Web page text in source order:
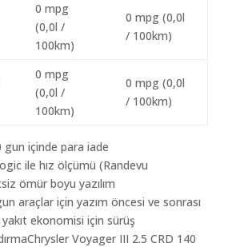
0 mpg
(0,0l /
100km)
0 mpg (0,0l
/ 100km)
0 mpg
(0,0l /
100km)
0 mpg (0,0l
/ 100km)
gun içinde para iade
ile hız ölçümü (Randevu
ömür boyu yazılım
araçlar için yazım öncesi ve sonrası
ekonomisi için sürüş
Voyager III 2.5 CRD 140